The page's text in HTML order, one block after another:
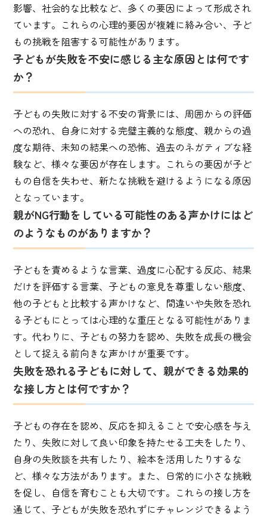
影響、社会的な比較など、多くの要因によって形成され
ています。これらの心理的要因が複雑に絡み合い、子ど
もの挑戦を阻害する可能性があります。
子どもが失敗を不安に感じる主な原因とは何です
か？
子どもの失敗に対する不安の背景には、周囲からの評価
への恐れ、自身に対する完璧主義的な態度、親からの過
度な期待、未知の結果への恐怖、過去のネガティブな経
験など、様々な要因が存在します。これらの要因が子ど
もの自信を失わせ、新たな挑戦を避けるようになる原因
となっています。
親がNG行動をしている可能性のある声かけにはど
のようなものがありますか？
子どもを責めるような言葉、過度に心配する反応、結果
だけを評価する言葉、子どもの意見を尊重しない態度、
他の子どもと比較する声かけなど、間違いや失敗を恐れ
る子どもにとっては心理的な重圧となる可能性がありま
す。代わりに、子どもの努力を認め、失敗を成長の機会
として捉える前向きな声かけが重要です。
失敗を恐れる子どもに対して、親ができる効果的
な接し方とは何ですか？
子どもの存在を認め、反応を抑えることで安心感を与え
たり、失敗に対して良い印象を持たせる工夫をしたり、
自身の失敗談を共有したり、絵本を活用したりするな
ど、様々な方法があります。また、日常的に小さな挑戦
を促し、自信を育むことも大切です。これらの接し方を
通じて、子どもが失敗を恐れずにチャレンジできるよう